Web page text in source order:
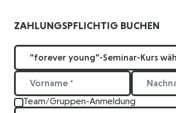
ZAHLUNGSPFLICHTIG BUCHEN
Team/Gruppen-Anmeldung